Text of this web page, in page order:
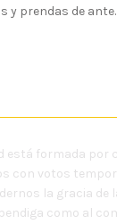
y prendas de ante.
está formada por
con votos
la gracia de
como al